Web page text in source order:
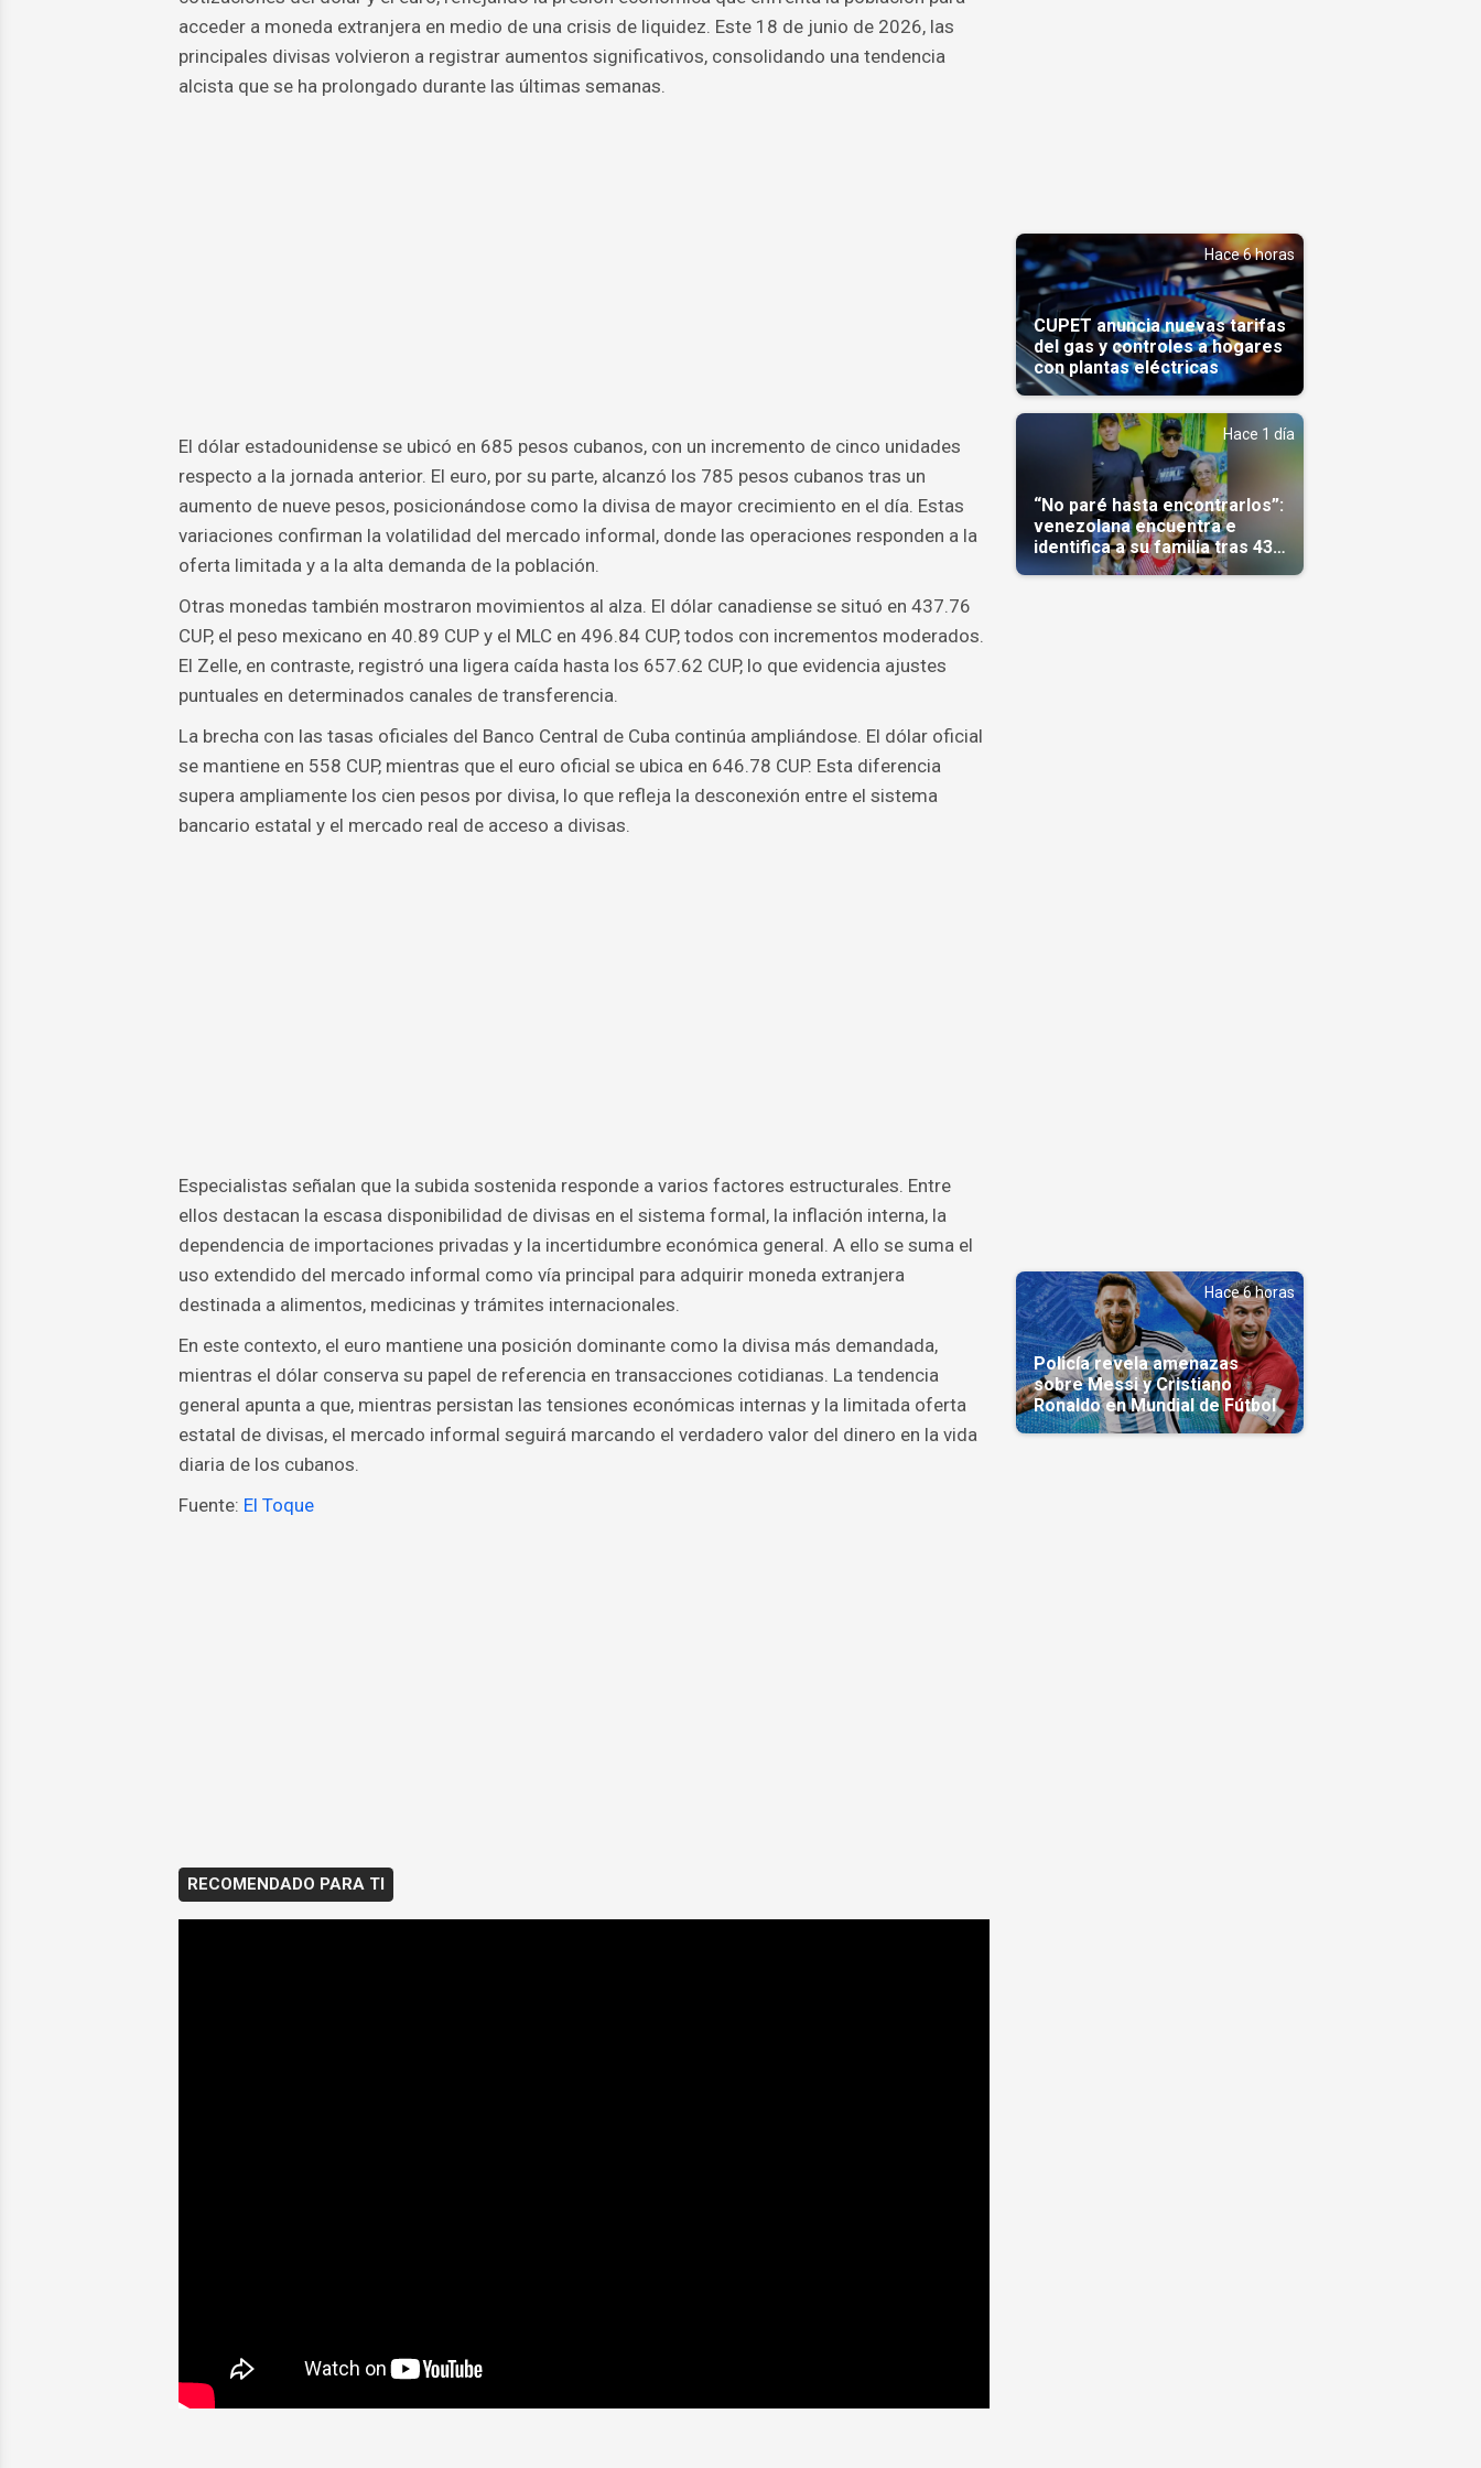
acceder a moneda extranjera en medio de una crisis de liquidez. Este 18 de junio de 2026, las
principales divisas volvieron a registrar aumentos significativos, consolidando una tendencia
alcista que se ha prolongado durante las últimas semanas.
El dólar estadounidense se ubicó en 685 pesos cubanos, con un incremento de cinco unidades
respecto a la jornada anterior. El euro, por su parte, alcanzó los 785 pesos cubanos tras un
aumento de nueve pesos, posicionándose como la divisa de mayor crecimiento en el día. Estas
variaciones confirman la volatilidad del mercado informal, donde las operaciones responden a la
oferta limitada y a la alta demanda de la población.
Otras monedas también mostraron movimientos al alza. El dólar canadiense se situó en 437.76
CUP, el peso mexicano en 40.89 CUP y el MLC en 496.84 CUP, todos con incrementos moderados.
El Zelle, en contraste, registró una ligera caída hasta los 657.62 CUP, lo que evidencia ajustes
puntuales en determinados canales de transferencia.
La brecha con las tasas oficiales del Banco Central de Cuba continúa ampliándose. El dólar oficial
se mantiene en 558 CUP, mientras que el euro oficial se ubica en 646.78 CUP. Esta diferencia
supera ampliamente los cien pesos por divisa, lo que refleja la desconexión entre el sistema
bancario estatal y el mercado real de acceso a divisas.
Especialistas señalan que la subida sostenida responde a varios factores estructurales. Entre
ellos destacan la escasa disponibilidad de divisas en el sistema formal, la inflación interna, la
dependencia de importaciones privadas y la incertidumbre económica general. A ello se suma el
uso extendido del mercado informal como vía principal para adquirir moneda extranjera
destinada a alimentos, medicinas y trámites internacionales.
En este contexto, el euro mantiene una posición dominante como la divisa más demandada,
mientras el dólar conserva su papel de referencia en transacciones cotidianas. La tendencia
general apunta a que, mientras persistan las tensiones económicas internas y la limitada oferta
estatal de divisas, el mercado informal seguirá marcando el verdadero valor del dinero en la vida
diaria de los cubanos.
Fuente: El Toque
RECOMENDADO PARA TI
Hace 6 horas
CUPET anuncia nuevas tarifas
del gas y controles a hogares
con plantas eléctricas
Hace 1 día
“No paré hasta encontrarlos”:
venezolana encuentra e
identifica a su familia tras 43
días del terremoto
Hace 6 horas
Policía revela amenazas
sobre Messi y Cristiano
Ronaldo en Mundial de Fútbol